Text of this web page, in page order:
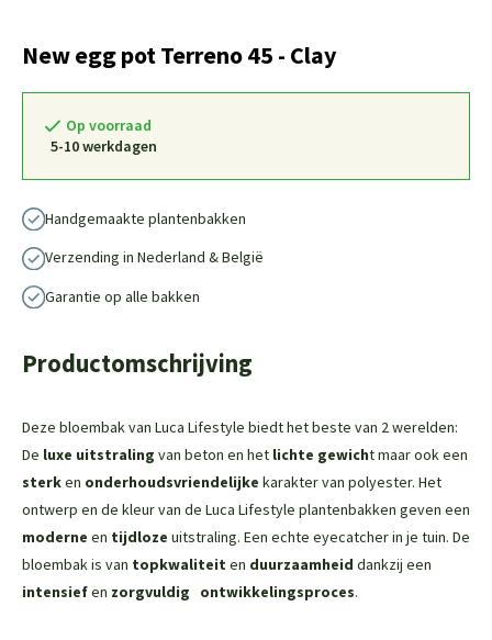
New egg pot Terreno 45 - Clay
Op voorraad
5-10 werkdagen
Handgemaakte plantenbakken
Verzending in Nederland & België
Garantie op alle bakken
Productomschrijving
Deze bloembak van Luca Lifestyle biedt het beste van 2 werelden:
De luxe uitstraling van beton en het lichte gewicht maar ook een
sterken onderhoudsvriendelijke karakter van polyester. Het
ontwerp en de kleur van de Luca Lifestyle plantenbakken geven een
moderne en tijdloze uitstraling. Een echte eyecatcher in je tuin. De
bloembak is van topkwaliteit en duurzaamheid dankzij een
intensiefen zorgvuldig ontwikkelingsproces.